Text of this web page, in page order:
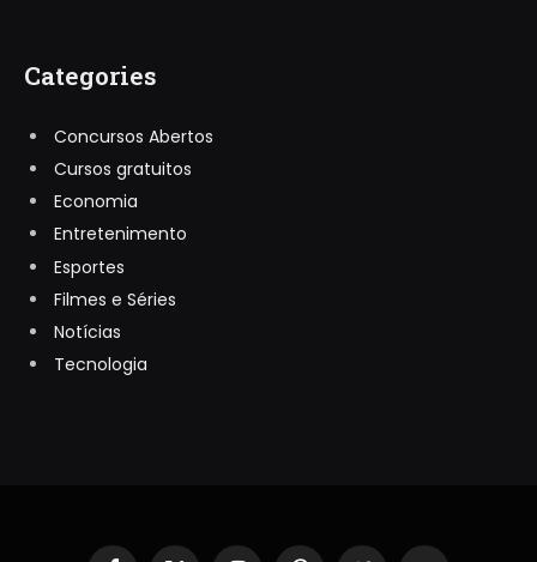
Categories
Concursos Abertos
Cursos gratuitos
Economia
Entretenimento
Esportes
Filmes e Séries
Notícias
Tecnologia